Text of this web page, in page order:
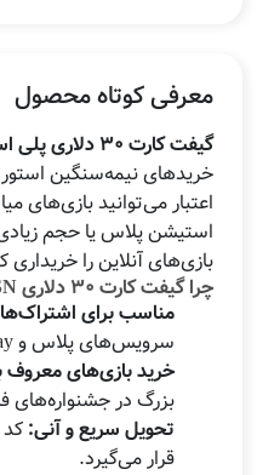
معرفی کوتاه محصول
گیفت کارت ۳۰ دلاری پلی استیشن
خریدهای نیمه‌سنگین
استیشن پلاس یا حجم
بازی‌های آنلاین را خریداری
چرا گیفت کارت ۳۰ دلاری PSN؟
مناسب برای
سرویس‌های پلاس و EA Play.
خرید بازی‌های معروف
بزرگ در
تحویل سریع و آنی:
قرار می‌گیرد.